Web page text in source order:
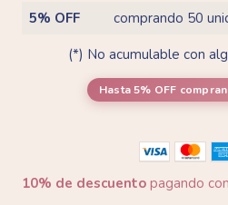
5% OFF
comprando 50
(*) No acumulable con
Hasta 5% OFF
10% de descuentopagando